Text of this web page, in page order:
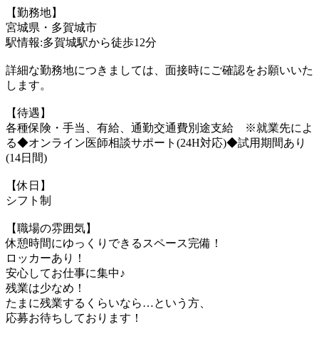
【勤務地】
宮城県・多賀城市
駅情報:多賀城駅から徒歩12分
詳細な勤務地につきましては、面接時にご確認をお願いいた
します。
【待遇】
各種保険・手当、有給、通勤交通費別途支給 ※就業先によ
る◆オンライン医師相談サポート(24H対応)◆試用期間あり
(14日間)
【休日】
シフト制
【職場の雰囲気】
休憩時間にゆっくりできるスペース完備！
ロッカーあり！
安心してお仕事に集中♪
残業は少なめ！
たまに残業するくらいなら…という方、
応募お待ちしております！